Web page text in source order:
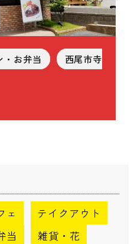
・お弁当
西尾市寺
ェ
テイクアウト
当
雑貨・花